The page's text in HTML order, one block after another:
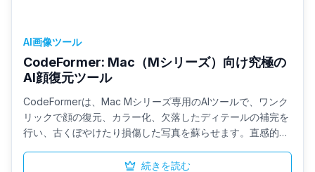
AI画像ツール
CodeFormer: Mac（Mシリーズ）向け究極の
AI顔復元ツール
CodeFormerは、Mac Mシリーズ専用のAIツールで、ワンク
リックで顔の復元、カラー化、欠落したディテールの補完を
行い、古くぼやけたり損傷した写真を蘇らせます。直感的な
し、手動での調整なしに低品質なビジュアルを鮮明で生き生
続きを読む